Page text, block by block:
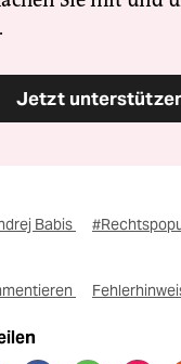
Jetzt
Babis